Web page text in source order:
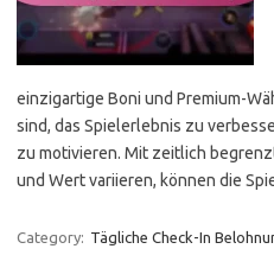
einzigartige Boni und Premium-
sind, das Spielerlebnis zu
zu motivieren. Mit zeitlich
und Wert variieren, können die
Category: Tägliche Check-In